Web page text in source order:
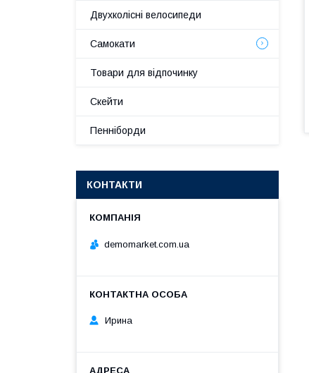
Двухколісні велосипеди
Самокати
Товари для відпочинку
Скейти
Пенніборди
КОНТАКТИ
demomarket.com.ua
Ирина